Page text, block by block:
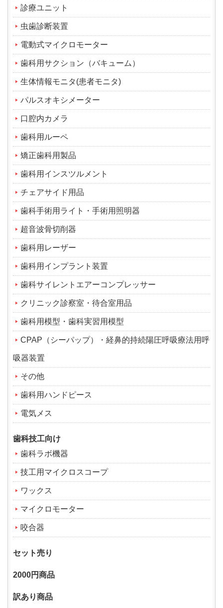
診療ユニット
虫歯診断装置
電動式マイクロモーター
歯科用サクション（バキューム）
生体情報モニタ(患者モニタ)
パルスオキシメーター
口腔内カメラ
歯科用ルーペ
矯正歯科用製品
歯科用インスツルメント
チェアサイド用品
歯科手術用ライト・手術用照明器
超音波骨切削器
歯科用レーザー
歯科用インプラント装置
歯科サイレントエアーコンプレッサー
クリニック診察室・待合室用品
歯科用模型・歯科実習用模型
CPAP（シーパップ）・経鼻的持続陽圧呼吸療法用呼
吸器装置
その他
歯科用ハンドピース
電気メス
歯科技工向け
歯科ラボ機器
技工用マイクロスコープ
ワックス
マイクロモーター
咬合器
セット売り
2000円商品
訳あり商品